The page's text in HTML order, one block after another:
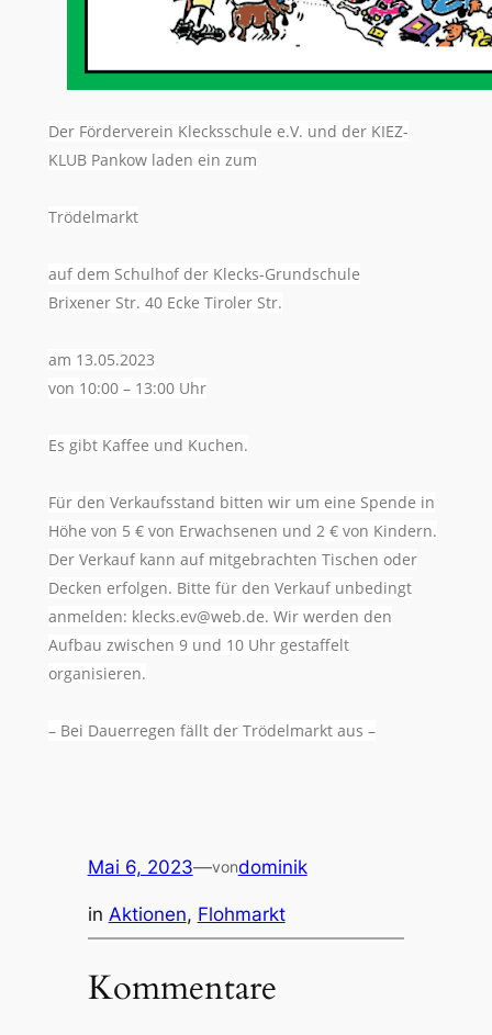
Der Förderverein Klecksschule e.V. und der KIEZ-
KLUB Pankow laden ein zum
Trödelmarkt
auf dem Schulhof der Klecks-Grundschule
Brixener Str. 40 Ecke Tiroler Str.
am 13.05.2023
von 10:00 – 13:00 Uhr
Es gibt Kaffee und Kuchen.
Für den Verkaufsstand bitten wir um eine Spende in
Höhe von 5 € von Erwachsenen und 2 € von Kindern.
Der Verkauf kann auf mitgebrachten Tischen oder
Decken erfolgen. Bitte für den Verkauf unbedingt
anmelden: klecks.ev@web.de. Wir werden den
Aufbau zwischen 9 und 10 Uhr gestaffelt
organisieren.
– Bei Dauerregen fällt der Trödelmarkt aus –
Mai 6, 2023—vondominik
in Aktionen, Flohmarkt
Kommentare